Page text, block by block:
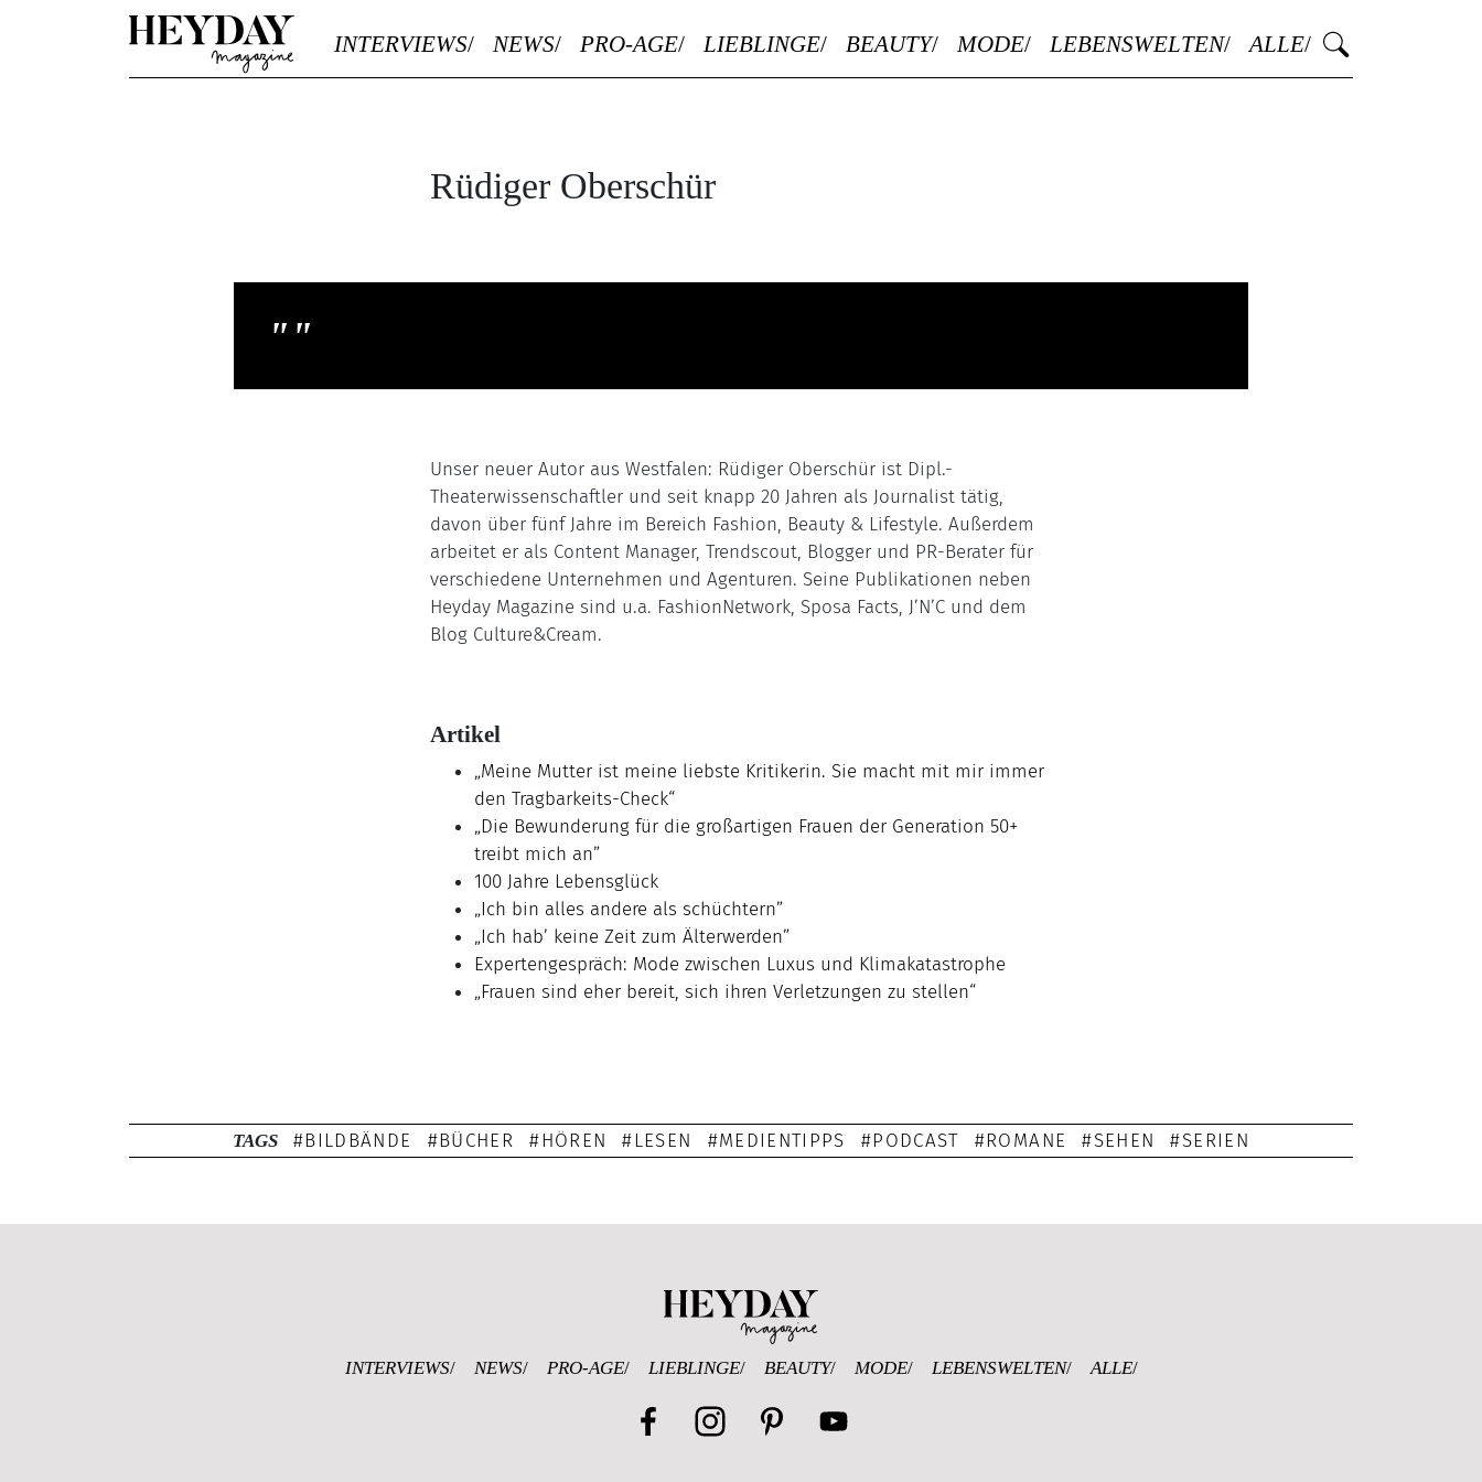
Heyday
INTERVIEWS NEWS PRO-AGE LIEBLINGE BEAUTY MODE LEBENSWELTEN ALLE
Rüdiger Oberschür
""
Unser neuer Autor aus Westfalen: Rüdiger Oberschür ist Dipl.-
Theaterwissenschaftler und seit knapp 20 Jahren als Journalist tätig,
davon über fünf Jahre im Bereich Fashion, Beauty & Lifestyle. Außerdem
arbeitet er als Content Manager, Trendscout, Blogger und PR-Berater für
verschiedene Unternehmen und Agenturen. Seine Publikationen neben
Heyday Magazine sind u.a. FashionNetwork, Sposa Facts, J’N’C und dem
Blog Culture&Cream.
Artikel
„Meine Mutter ist meine liebste Kritikerin. Sie macht mit mir immer
den Tragbarkeits-Check“
„Die Bewunderung für die großartigen Frauen der Generation 50+
treibt mich an”
100 Jahre Lebensglück
„Ich bin alles andere als schüchtern”
„Ich hab’ keine Zeit zum Älterwerden”
Expertengespräch: Mode zwischen Luxus und Klimakatastrophe
„Frauen sind eher bereit, sich ihren Verletzungen zu stellen“
TAGS BILDBÄNDE BÜCHER HÖREN LESEN MEDIENTIPPS PODCAST ROMANE SEHEN SERIEN
INTERVIEWS NEWS PRO-AGE LIEBLINGE BEAUTY MODE LEBENSWELTEN ALLE